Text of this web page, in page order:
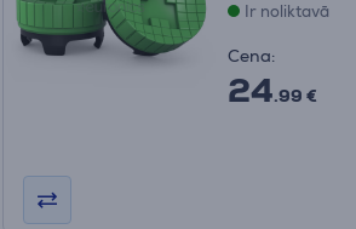
Ir noliktavā
Cena:
24.99 €